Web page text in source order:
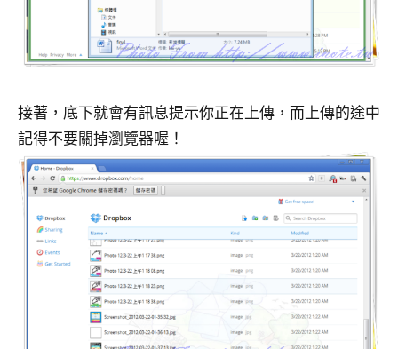
接著，底下就會有訊息提示你正在上傳，而上傳的途中
記得不要關掉瀏覽器喔！